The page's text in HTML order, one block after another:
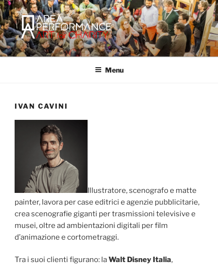
Salta
al
contenuto
AREA PERFORMANCE
Sito ufficiale della Onlus Area Performance.
Menu
IVAN CAVINI
Illustratore, scenografo e matte
painter, lavora per case editrici e agenzie pubblicitarie,
crea scenografie giganti per trasmissioni televisive e
musei, oltre ad ambientazioni digitali per film
d’animazione e cortometraggi.
Tra i suoi clienti figurano: laWalt Disney Italia,